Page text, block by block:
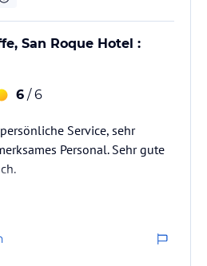
San Roque Hotel :
6 / 6
Service, sehr
Personal. Sehr gute